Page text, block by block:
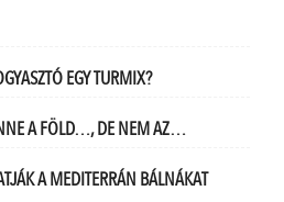
EGY TURMIX?
A FÖLD…, DE NEM AZ…
A MEDITERRÁN BÁLNÁKAT